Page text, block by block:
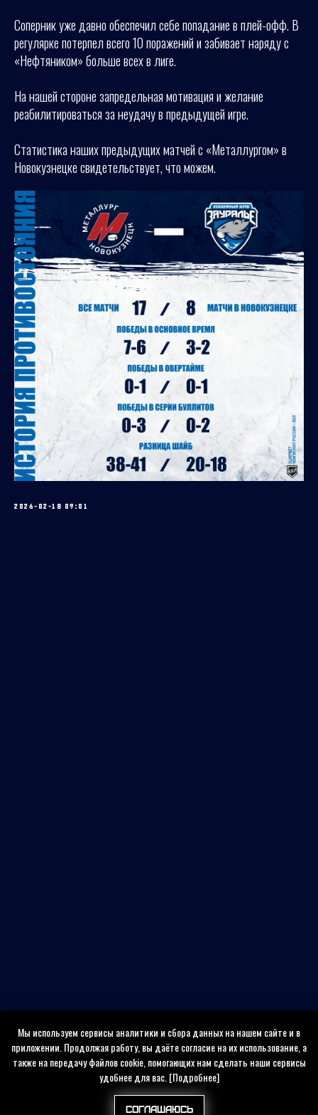
Мы используем сервисы аналитики и сбора данных на нашем сайте и в
приложении. Продолжая работу, вы даёте согласие на их использование, а
также на передачу файлов cookie, помогающих нам сделать наши сервисы
удобнее для вас.[Подробнее]
Соглашаюсь
Соперник уже давно обеспечил себе попадание в плей-офф. В
регулярке потерпел всего 10 поражений и забивает наряду с
«Нефтяником» больше всех в лиге.
На нашей стороне запредельная мотивация и желание
реабилитироваться за неудачу в предыдущей игре.
Статистика наших предыдущих матчей с «Металлургом» в
Новокузнецке свидетельствует, что можем.
2026-02-18 09:01